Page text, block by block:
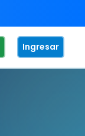
Ingresar